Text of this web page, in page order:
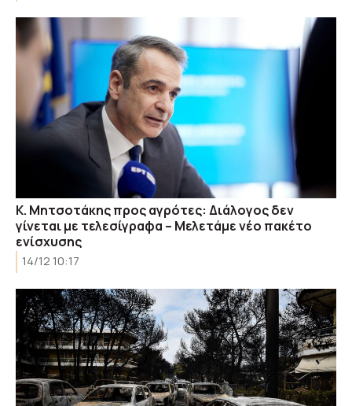
Κ. Mητσοτάκης προς αγρότες: Διάλογος δεν
γίνεται με τελεσίγραφα – Μελετάμε νέο πακέτο
ενίσχυσης
14/12 10:17